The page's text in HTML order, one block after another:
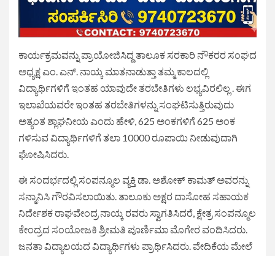
ಕಾರ್ಯಕ್ರಮವನ್ನು ಪ್ರಾಯೋಜಿಸಿದ್ದ ತಾಲೂಕ ಸರಕಾರಿ ನೌಕರರ ಸಂಘದ
ಅಧ್ಯಕ್ಷ ಎಂ. ಎನ್. ನಾಯ್ಕ ಮಾತನಾಡುತ್ತಾ ತಮ್ಮ ಕಾಲದಲ್ಲಿ
ವಿದ್ಯಾರ್ಥಿಗಳಿಗೆ ಇಂತಹ ಯಾವುದೇ ತರಬೇತಿಗಳು ಲಭ್ಯವಿರಲಿಲ್ಲ . ಈಗ
ಇಲಾಖೆಯವರೇ ಇಂತಹ ತರಬೇತಿಗಳನ್ನು ಸಂಘಟಿಸುತ್ತಿರುವುದು
ಅತ್ಯಂತ ಶ್ಲಾಘನೀಯ ಎಂದು ಹೇಳಿ, 625 ಅಂಕಗಳಿಗೆ 625 ಅಂಕ
ಗಳಿಸುವ ವಿದ್ಯಾರ್ಥಿಗಳಿಗೆ ತಲಾ 10000 ರೂಪಾಯಿ ನೀಡುವುದಾಗಿ
ಘೋಷಿಸಿದರು.
ಈ ಸಂದರ್ಭದಲ್ಲಿ ಸಂಪನ್ಮೂಲ ವ್ಯಕ್ತಿ ಡಾ. ಅಶೋಕ್ ಕಾಮತ್ ಅವರನ್ನು
ಸನ್ಮಾನಿಸಿ ಗೌರವಿಸಲಾಯಿತು. ತಾಲೂಕು ಅಕ್ಷರ ದಾಸೋಹ ಸಹಾಯಕ
ನಿರ್ದೇಶಕ ರಾಘವೇಂದ್ರ ನಾಯ್ಕ ರವರು ಸ್ವಾಗತಿಸಿದರೆ, ಕ್ಷೇತ್ರ ಸಂಪನ್ಮೂಲ
ಕೇಂದ್ರದ ಸಂಯೋಜಕಿ ಶ್ರೀಮತಿ ಪೂರ್ಣಿಮಾ ಮೊಗೇರ ವಂದಿಸಿದರು.
ಜನತಾ ವಿದ್ಯಾಲಯದ ವಿದ್ಯಾರ್ಥಿಗಳು ಪ್ರಾರ್ಥಿಸಿದರು. ವೇದಿಕೆಯ ಮೇಲೆ